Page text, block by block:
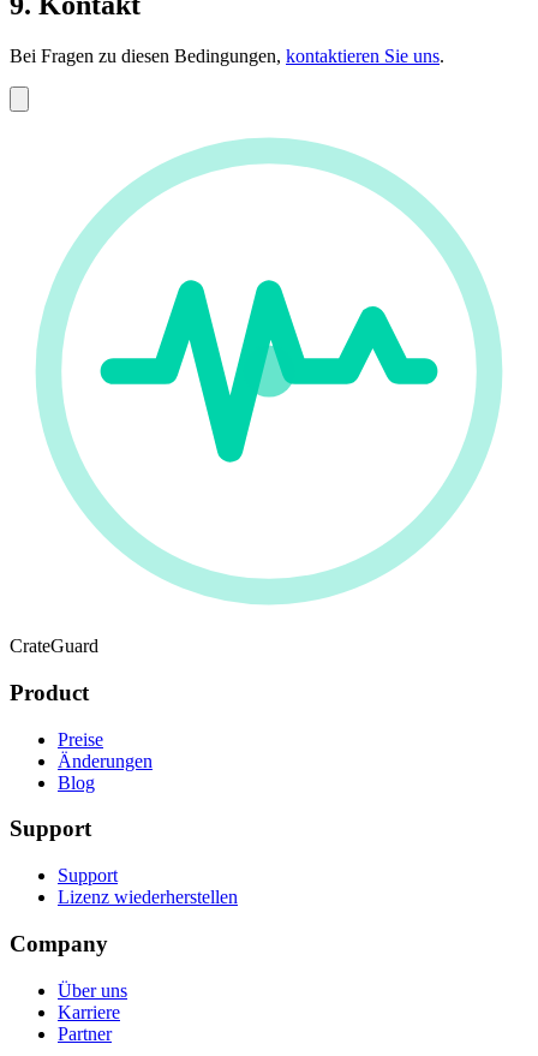
Bei Fragen zu diesen Bedingungen, kontaktieren Sie uns.
CrateGuard
Product
Preise
Änderungen
Blog
Support
Support
Lizenz wiederherstellen
Company
Über uns
Karriere
Partner